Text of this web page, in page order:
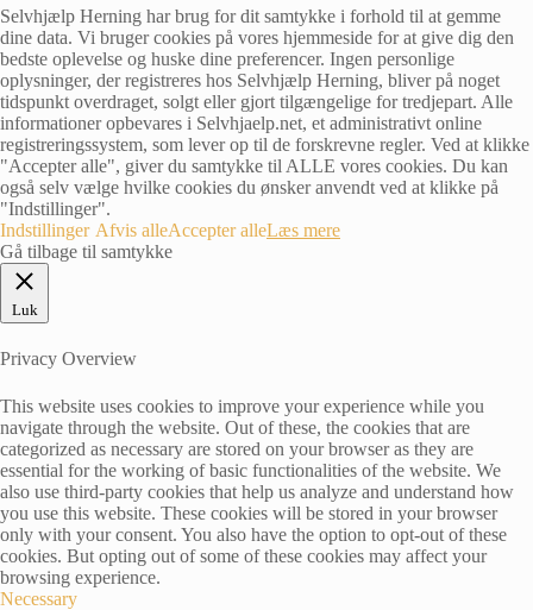
Selvhjælp Herning har brug for dit samtykke i forhold til at gemme
dine data. Vi bruger cookies på vores hjemmeside for at give dig den
bedste oplevelse og huske dine preferencer. Ingen personlige
oplysninger, der registreres hos Selvhjælp Herning, bliver på noget
tidspunkt overdraget, solgt eller gjort tilgængelige for tredjepart. Alle
informationer opbevares i Selvhjaelp.net, et administrativt online
registreringssystem, som lever op til de forskrevne regler. Ved at klikke
"Accepter alle", giver du samtykke til ALLE vores cookies. Du kan
også selv vælge hvilke cookies du ønsker anvendt ved at klikke på
"Indstillinger".
Indstillinger Afvis alleAccepter alleLæs mere
Gå tilbage til samtykke
Luk
Privacy Overview
This website uses cookies to improve your experience while you
navigate through the website. Out of these, the cookies that are
categorized as necessary are stored on your browser as they are
essential for the working of basic functionalities of the website. We
also use third-party cookies that help us analyze and understand how
you use this website. These cookies will be stored in your browser
only with your consent. You also have the option to opt-out of these
cookies. But opting out of some of these cookies may affect your
browsing experience.
Necessary